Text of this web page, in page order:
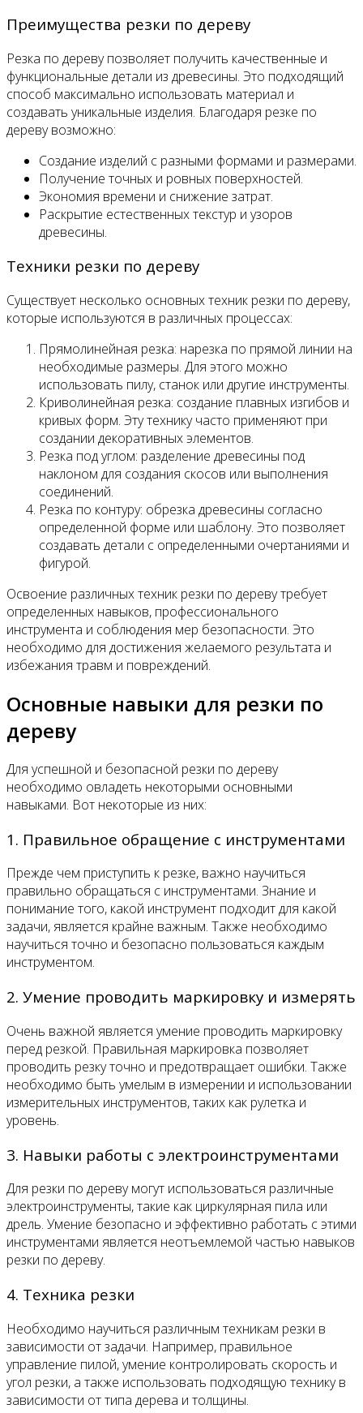
Преимущества резки по дереву
Резка по дереву позволяет получить качественные и
функциональные детали из древесины. Это подходящий
способ максимально использовать материал и
создавать уникальные изделия. Благодаря резке по
дереву возможно:
Создание изделий с разными формами и размерами.
Получение точных и ровных поверхностей.
Экономия времени и снижение затрат.
Раскрытие естественных текстур и узоров
древесины.
Техники резки по дереву
Существует несколько основных техник резки по дереву,
которые используются в различных процессах:
Прямолинейная резка: нарезка по прямой линии на
необходимые размеры. Для этого можно
использовать пилу, станок или другие инструменты.
Криволинейная резка: создание плавных изгибов и
кривых форм. Эту технику часто применяют при
создании декоративных элементов.
Резка под углом: разделение древесины под
наклоном для создания скосов или выполнения
соединений.
Резка по контуру: обрезка древесины согласно
определенной форме или шаблону. Это позволяет
создавать детали с определенными очертаниями и
фигурой.
Освоение различных техник резки по дереву требует
определенных навыков, профессионального
инструмента и соблюдения мер безопасности. Это
необходимо для достижения желаемого результата и
избежания травм и повреждений.
Основные навыки для резки по
дереву
Для успешной и безопасной резки по дереву
необходимо овладеть некоторыми основными
навыками. Вот некоторые из них:
1. Правильное обращение с инструментами
Прежде чем приступить к резке, важно научиться
правильно обращаться с инструментами. Знание и
понимание того, какой инструмент подходит для какой
задачи, является крайне важным. Также необходимо
научиться точно и безопасно пользоваться каждым
инструментом.
2. Умение проводить маркировку и измерять
Очень важной является умение проводить маркировку
перед резкой. Правильная маркировка позволяет
проводить резку точно и предотвращает ошибки. Также
необходимо быть умелым в измерении и использовании
измерительных инструментов, таких как рулетка и
уровень.
3. Навыки работы с электроинструментами
Для резки по дереву могут использоваться различные
электроинструменты, такие как циркулярная пила или
дрель. Умение безопасно и эффективно работать с этими
инструментами является неотъемлемой частью навыков
резки по дереву.
4. Техника резки
Необходимо научиться различным техникам резки в
зависимости от задачи. Например, правильное
управление пилой, умение контролировать скорость и
угол резки, а также использовать подходящую технику в
зависимости от типа дерева и толщины.